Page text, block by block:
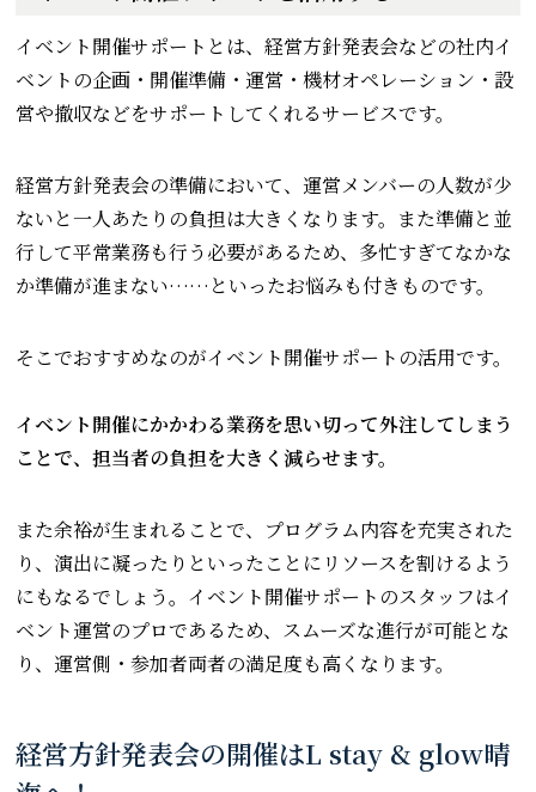
イベント開催サポートとは、経営方針発表会などの社内イ
ベントの企画・開催準備・運営・機材オペレーション・設
営や撤収などをサポートしてくれるサービスです。
経営方針発表会の準備において、運営メンバーの人数が少
ないと一人あたりの負担は大きくなります。また準備と並
行して平常業務も行う必要があるため、多忙すぎてなかな
か準備が進まない……といったお悩みも付きものです。
そこでおすすめなのがイベント開催サポートの活用です。
イベント開催にかかわる業務を思い切って外注してしまう
ことで、担当者の負担を大きく減らせます。
また余裕が生まれることで、プログラム内容を充実された
り、演出に凝ったりといったことにリソースを割けるよう
にもなるでしょう。イベント開催サポートのスタッフはイ
ベント運営のプロであるため、スムーズな進行が可能とな
り、運営側・参加者両者の満足度も高くなります。
経営方針発表会の開催はL stay & glow晴